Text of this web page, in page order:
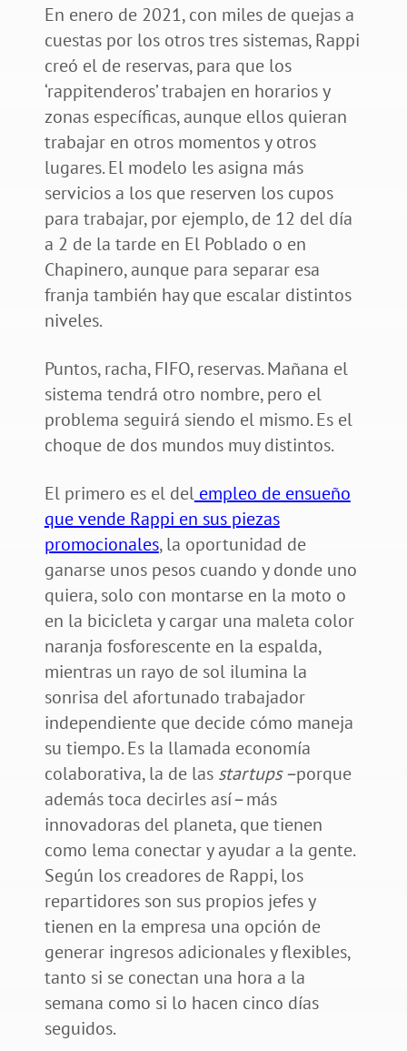
En enero de 2021, con miles de quejas a
cuestas por los otros tres sistemas, Rappi
creó el de reservas, para que los
‘rappitenderos’ trabajen en horarios y
zonas específicas, aunque ellos quieran
trabajar en otros momentos y otros
lugares. El modelo les asigna más
servicios a los que reserven los cupos
para trabajar, por ejemplo, de 12 del día
a 2 de la tarde en El Poblado o en
Chapinero, aunque para separar esa
franja también hay que escalar distintos
niveles.
Puntos, racha, FIFO, reservas. Mañana el
sistema tendrá otro nombre, pero el
problema seguirá siendo el mismo. Es el
choque de dos mundos muy distintos.
El primero es el delempleo de ensueño
que vende Rappi en sus piezas
promocionales, la oportunidad de
ganarse unos pesos cuando y donde uno
quiera, solo con montarse en la moto o
en la bicicleta y cargar una maleta color
naranja fosforescente en la espalda,
mientras un rayo de sol ilumina la
sonrisa del afortunado trabajador
independiente que decide cómo maneja
su tiempo. Es la llamada economía
colaborativa, la de las startups –porque
además toca decirles así–más
innovadoras del planeta, que tienen
como lema conectar y ayudar a la gente.
Según los creadores de Rappi, los
repartidores son sus propios jefes y
tienen en la empresa una opción de
generar ingresos adicionales y flexibles,
tanto si se conectan una hora a la
semana como si lo hacen cinco días
seguidos.